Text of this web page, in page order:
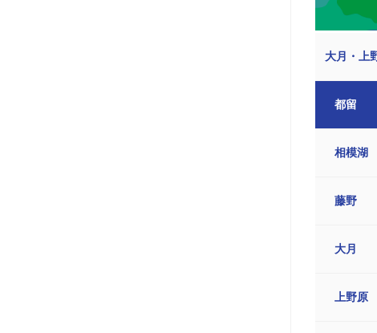
大月・上
都留
相模湖
藤野
大月
上野原